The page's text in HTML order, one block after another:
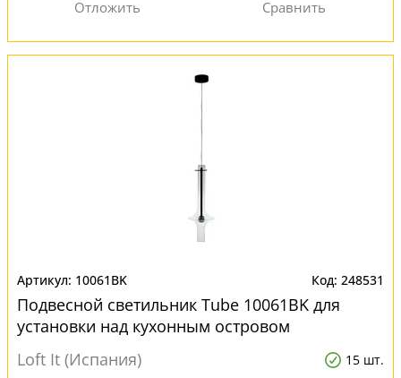
10061BK 248531
Подвесной светильник Tube 10061BK для
установки над кухонным островом
Loft It (Испания)
15 шт.